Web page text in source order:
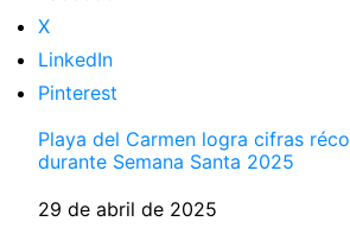
X
LinkedIn
Pinterest
Playa del Carmen logra cifras
durante Semana Santa 2025
Fecha
29 de abril de 2025